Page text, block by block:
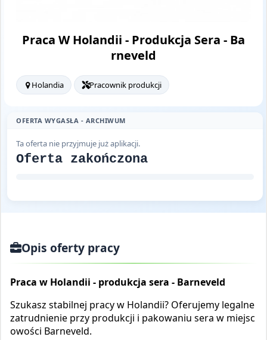
Praca W Holandii - Produkcja Sera - Ba
rneveld
Holandia Pracownik produkcji
OFERTA WYGASŁA - ARCHIWUM
Ta oferta nie przyjmuje już aplikacji.
Oferta zakończona
Opis oferty pracy
Praca w Holandii - produkcja sera - Barneveld
Szukasz stabilnej pracy w Holandii? Oferujemy legalne
zatrudnienie przy produkcji i pakowaniu sera w miejsc
owości Barneveld.